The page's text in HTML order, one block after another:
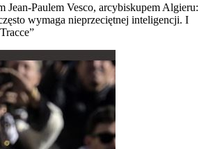
Jean-Paulem Vesco, arcybiskupem Algieru:
wymaga nieprzeciętnej inteligencji. I